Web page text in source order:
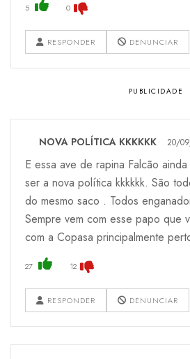
5 0
RESPONDER DENUNCIAR
NOVA POLÍTICA KKKKKK 20/
E essa ave de rapina Falcão
ser a nova política kkkkkk. São
do mesmo saco . Todos
Sempre vem com esse papo que
com a Copasa principalmente
27 12
RESPONDER DENUNCIAR